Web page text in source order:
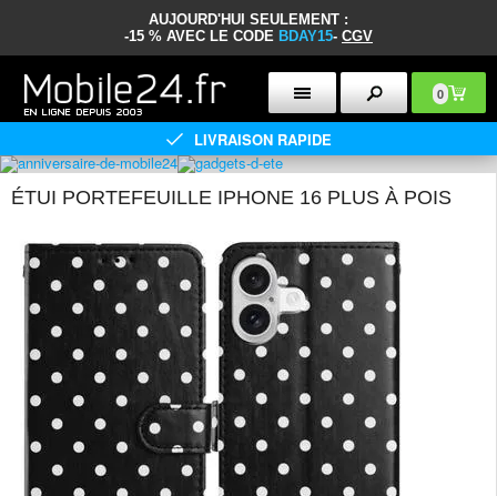
AUJOURD'HUI SEULEMENT :
-15 % AVEC LE CODE BDAY15- CGV
0
LIVRAISON RAPIDE
ÉTUI PORTEFEUILLE IPHONE 16 PLUS À POIS